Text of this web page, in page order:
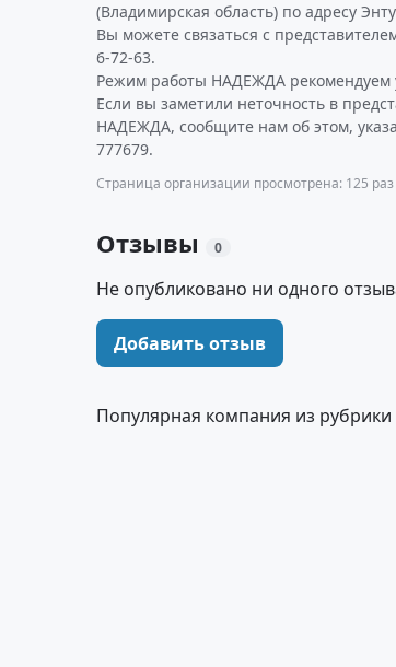
(Владимирская область) по адресу
Вы можете связаться с
6-72-63.
Режим работы НАДЕЖДА рекомендуем
Если вы заметили неточность в
НАДЕЖДА, сообщите нам об этом,
777679.
Страница организации просмотрена: 125 раз
Отзывы 0
Не опубликовано ни одного
Добавить отзыв
Популярная компания из